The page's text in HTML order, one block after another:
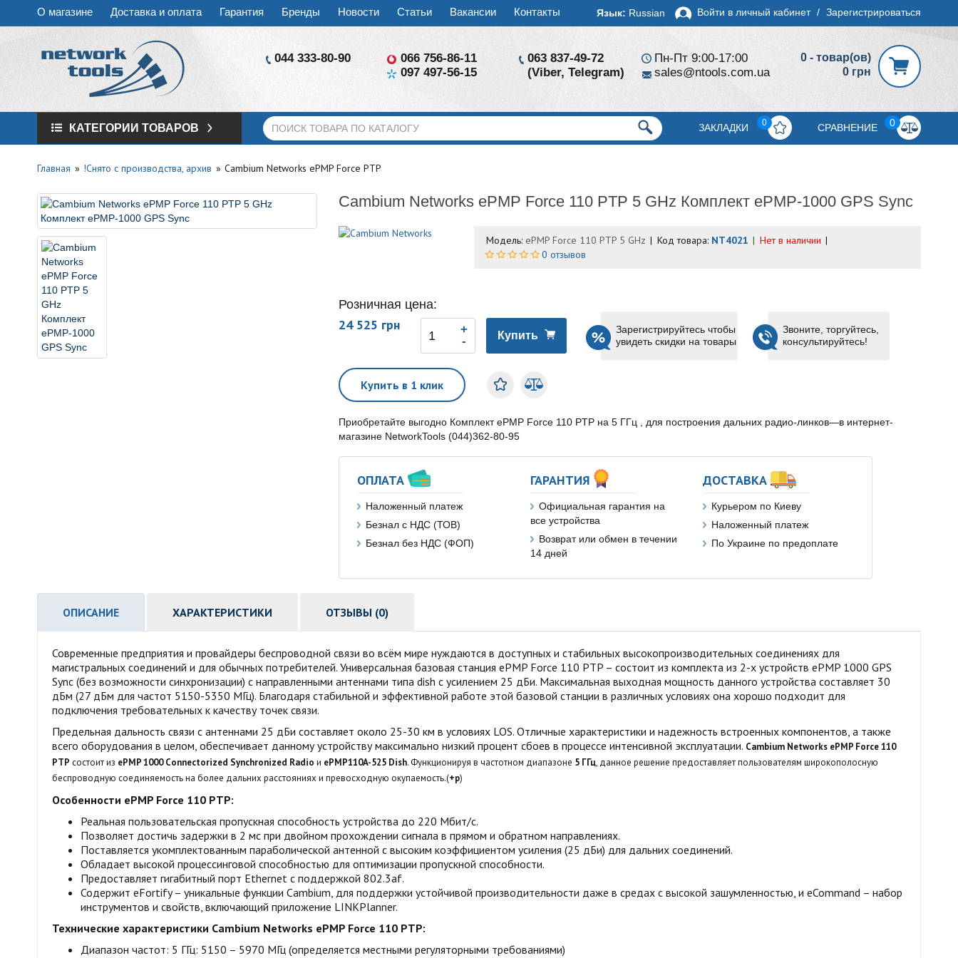
О магазине Доставка и оплата Гарантия Бренды Новости Статьи Вакансии Контакты Язык: Russian Войти в личный кабинет / Зарегистрироваться
044 333-80-90
066 756-86-11
097 497-56-15
063 837-49-72
(Viber, Telegram)
Пн-Пт 9:00-17:00
sales@ntools.com.ua
0 - товар(ов)
0 грн
КАТЕГОРИИ ТОВАРОВ ЗАКЛАДКИ 0 СРАВНЕНИЕ 0
Главная !Снято с производства, архив Cambium Networks ePMP Force PTP
Cambium Networks ePMP Force 110 PTP 5 GHz Комплект ePMP-1000 GPS Sync
Модель: ePMP Force 110 PTP 5 GHz Код товара: NT4021
Нет в наличии
0 отзывов
Розничная цена:
24 525 грн
Купить
Купить в 1 клик
Зарегистрируйтесь чтобы
увидеть скидки на товары
Звоните, торгуйтесь,
консультируйтесь!
Приобретайте выгодно Комплект ePMP Force 110 PTP на 5 ГГц , для построения дальних радио-линков—в интернет-
магазине NetworkTools (044)362-80-95
ОПЛАТА
Наложенный платеж
Безнал с НДС (ТОВ)
Безнал без НДС (ФОП)
ГАРАНТИЯ
Официальная гарантия на
все устройства
Возврат или обмен в течении
14 дней
ДОСТАВКА
Курьером по Киеву
Наложенный платеж
По Украине по предоплате
ОПИСАНИЕ ХАРАКТЕРИСТИКИ ОТЗЫВЫ (0)
Современные предприятия и провайдеры беспроводной связи во всём мире нуждаются в доступных и стабильных высокопроизводительных соединениях для
магистральных соединений и для обычных потребителей. Универсальная базовая станция ePMP Force 110 PTP – состоит из комплекта из 2-х устройств ePMP 1000 GPS
Sync (без возможности синхронизации) c направленными антеннами типа dish c усилением 25 дБи. Максимальная выходная мощность данного устройства составляет 30
дБм (27 дБм для частот 5150-5350 МГц). Благодаря стабильной и эффективной работе этой базовой станции в различных условиях она хорошо подходит для
подключения требовательных к качеству точек связи.
Предельная дальность связи с антеннами 25 дБи составляет около 25-30 км в условиях LOS. Отличные характеристики и надежность встроенных компонентов, а также
всего оборудования в целом, обеспечивает данному устройству максимально низкий процент сбоев в процессе интенсивной эксплуатации. Cambium Networks ePMP Force 110
PTP состоит из ePMP 1000 Connectorized Synchronized Radio и ePMP110A-525 Dish. Функционируя в частотном диапазоне 5 ГГц, данное решение предоставляет пользователям широкополосную
беспроводную соединяемость на более дальних расстояниях и превосходную окупаемость.(+р)
Особенности ePMP Force 110 PTP:
Реальная пользовательская пропускная способность устройства до 220 Мбит/с.
Позволяет достичь задержки в 2 мс при двойном прохождении сигнала в прямом и обратном направлениях.
Поставляется укомплектованным параболической антенной с высоким коэффициентом усиления (25 дБи) для дальних соединений.
Обладает высокой процессинговой способностью для оптимизации пропускной способности.
Предоставляет гигабитный порт Ethernet с поддержкой 802.3af.
Содержит eFortify – уникальные функции Cambium, для поддержки устойчивой производительности даже в средах с высокой зашумленностью, и eCommand – набор
инструментов и свойств, включающий приложение LINKPlanner.
Технические характеристики Cambium Networks ePMP Force 110 PTP:
Диапазон частот: 5 ГГц: 5150 – 5970 МГц (определяется местными регуляторными требованиями)